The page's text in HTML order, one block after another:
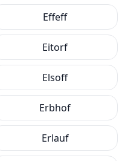
Effeff
Eitorf
Elsoff
Erbhof
Erlauf